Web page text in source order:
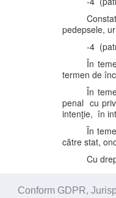
Conform GDPR,
pedepsele,
-4
În
termen de
În
penal cu
intenţie, în
În
către stat,
Cu